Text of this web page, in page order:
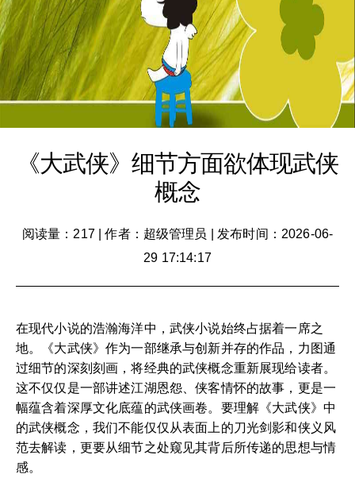
《大武侠》细节方面欲体现武侠
概念
阅读量：217|作者：超级管理员
发布时间：2026-06-
29 17:14:17
在现代小说的浩瀚海洋中，武侠小说始终占据着一席之
地。《大武侠》作为一部继承与创新并存的作品，力图通
过细节的深刻刻画，将经典的武侠概念重新展现给读者。
这不仅仅是一部讲述江湖恩怨、侠客情怀的故事，更是一
幅蕴含着深厚文化底蕴的武侠画卷。要理解《大武侠》中
的武侠概念，我们不能仅仅从表面上的刀光剑影和侠义风
范去解读，更要从细节之处窥见其背后所传递的思想与情
感。